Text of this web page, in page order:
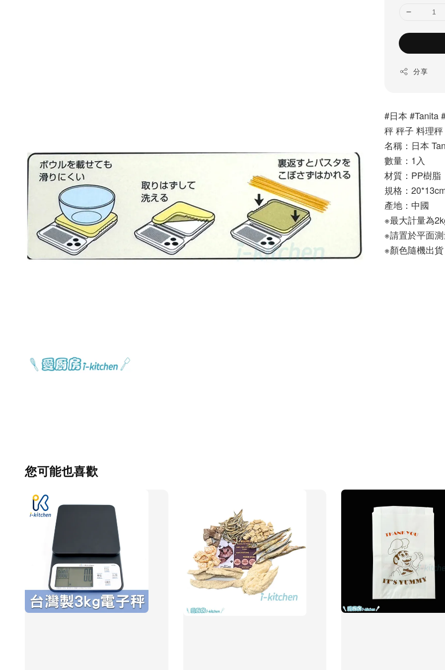
分享
#日本 #Tanita
秤 秤子 料理
名稱：日本
數量：1入
材質：PP樹脂
規格：
產地：中國
※最大計量為
※請置於平面測
※顏色隨機出貨
您可能也喜歡